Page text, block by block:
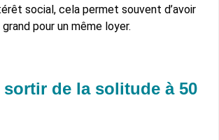
social, cela permet souvent d’avoir
pour un même loyer.
sortir de la solitude à 50